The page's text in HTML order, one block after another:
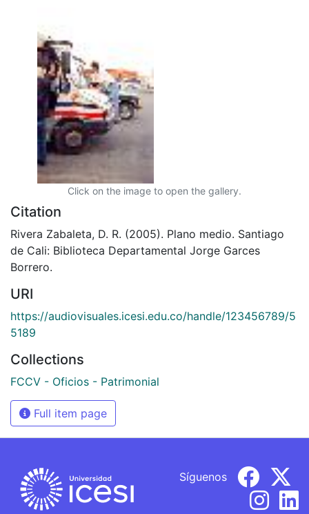
Click on the image to open the gallery.
Citation
Rivera Zabaleta, D. R. (2005). Plano medio. Santiago
de Cali: Biblioteca Departamental Jorge Garces
Borrero.
URI
https://audiovisuales.icesi.edu.co/handle/123456789/5
5189
Collections
FCCV - Oficios - Patrimonial
Full item page
Síguenos